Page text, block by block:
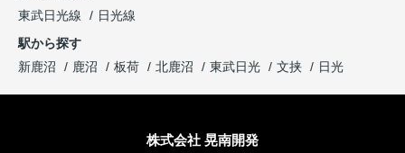
東武日光線
日光線
駅から探す
新鹿沼
鹿沼 板荷 北鹿沼 東武日光 文挟 日光
株式会社 晃南開発